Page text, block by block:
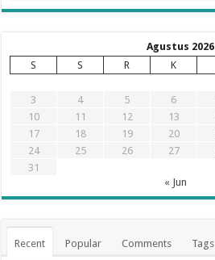
Agustus 2026
S
S R K
3
4 5 6
10
11 12 13
17
18 19 20
24
25 26 27
31
« Jun
Recent Popular Comments Tags